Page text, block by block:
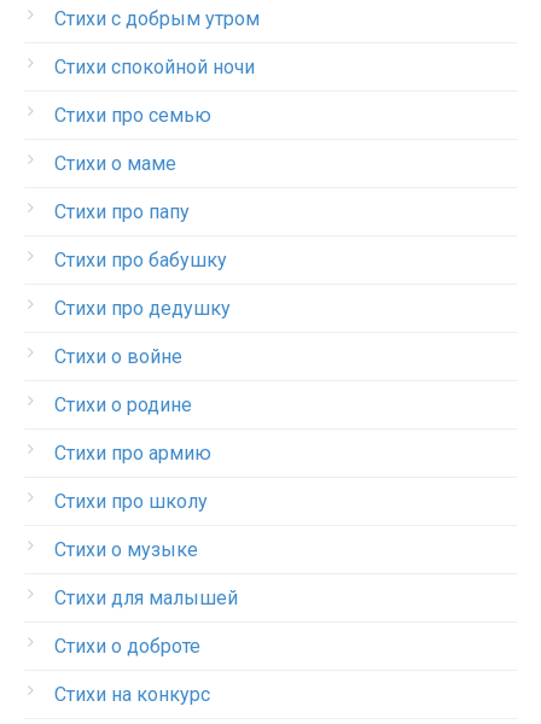
Стихи с добрым утром
Стихи спокойной ночи
Стихи про семью
Стихи о маме
Стихи про папу
Стихи про бабушку
Стихи про дедушку
Стихи о войне
Стихи о родине
Стихи про армию
Стихи про школу
Стихи о музыке
Стихи для малышей
Стихи о доброте
Стихи на конкурс